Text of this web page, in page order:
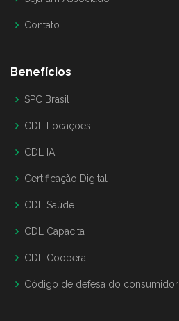
Contato
Benefícios
SPC Brasil
CDL Locações
CDL IA
Certificação Digital
CDL Saúde
CDL Capacita
CDL Coopera
Código de defesa do consumidor